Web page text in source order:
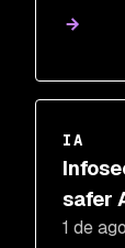
IA
safer
1 de